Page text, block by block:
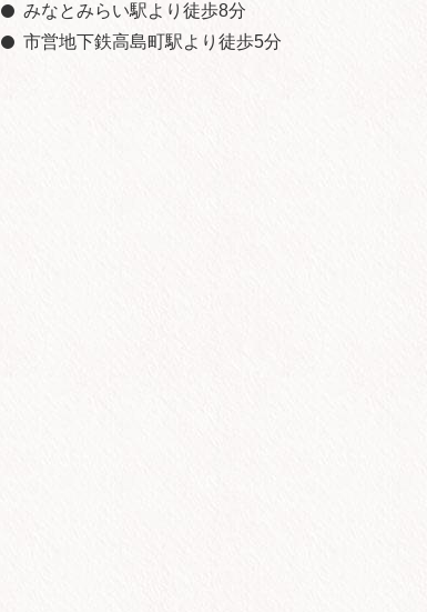
みなとみらい駅より徒歩8分
市営地下鉄高島町駅より徒歩5分